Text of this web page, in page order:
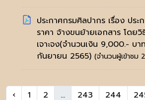
ประกาศกรมศิลปากร เรื่อง ประ
ราคา จ้างขนย้ายเอกสาร โดยวิ
เจาะจง(จำนวนเงิน 9,000.- บา
กันยายน 2565) (จำนวนผู้เข้าชม
‹ 1 2 ... 243 244